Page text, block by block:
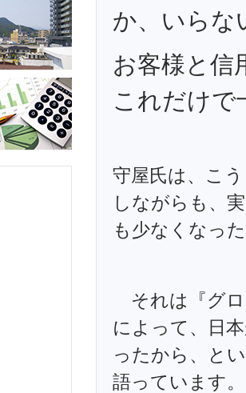
か、いらな
お客様と信
これだけで
守屋氏は、こ
しながらも、
も少なくなっ
それは『グロ
によって、日
ったから、と
語っています。